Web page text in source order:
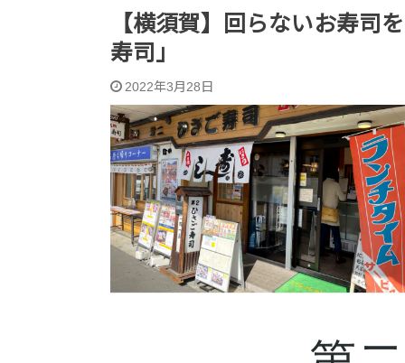
【横須賀】回らないお寿司
寿司」
2022年3月28日